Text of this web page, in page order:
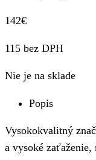
142€
115 bez DPH
Nie je na sklade
Popis
Vysokokvalitný
a vysoké